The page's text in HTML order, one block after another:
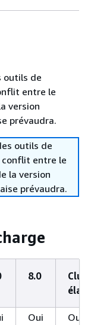
outils de
entre le
version
prévaudra.
outils de
entre le
la version
prévaudra.
8.0
Oui Oui